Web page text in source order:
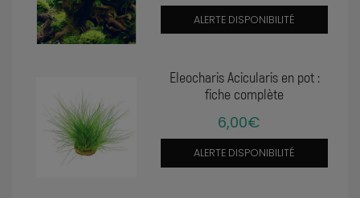
ALERTE DISPONIBILITÉ
Eleocharis Acicularis en pot :
fiche complète
6,00€
ALERTE DISPONIBILITÉ